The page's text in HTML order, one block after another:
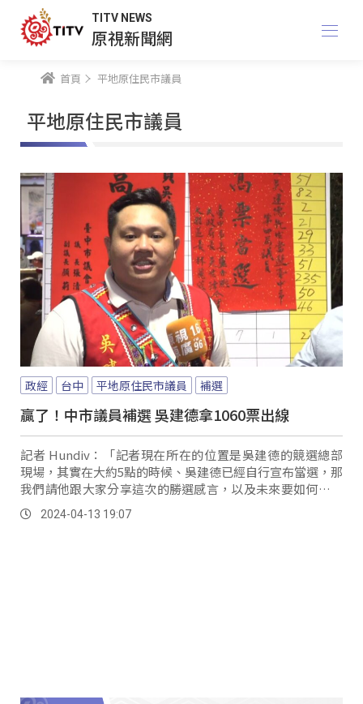
TITV NEWS
原視新聞網
首頁 平地原住民市議員
平地原住民市議員
政經 台中 平地原住民市議員 補選
贏了！中市議員補選 吳建德拿1060票出線
記者 Hundiv：「記者現在所在的位置是吳建德的競選總部
現場，其實在大約5點的時候、吳建德已經自行宣布當選，那
我們請他跟大家分享這次的勝選感言，以及未來要如何為族
人爭取各項福利及政策。
2024-04-13 19:07